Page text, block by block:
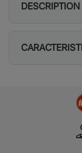
DESCRIPTION